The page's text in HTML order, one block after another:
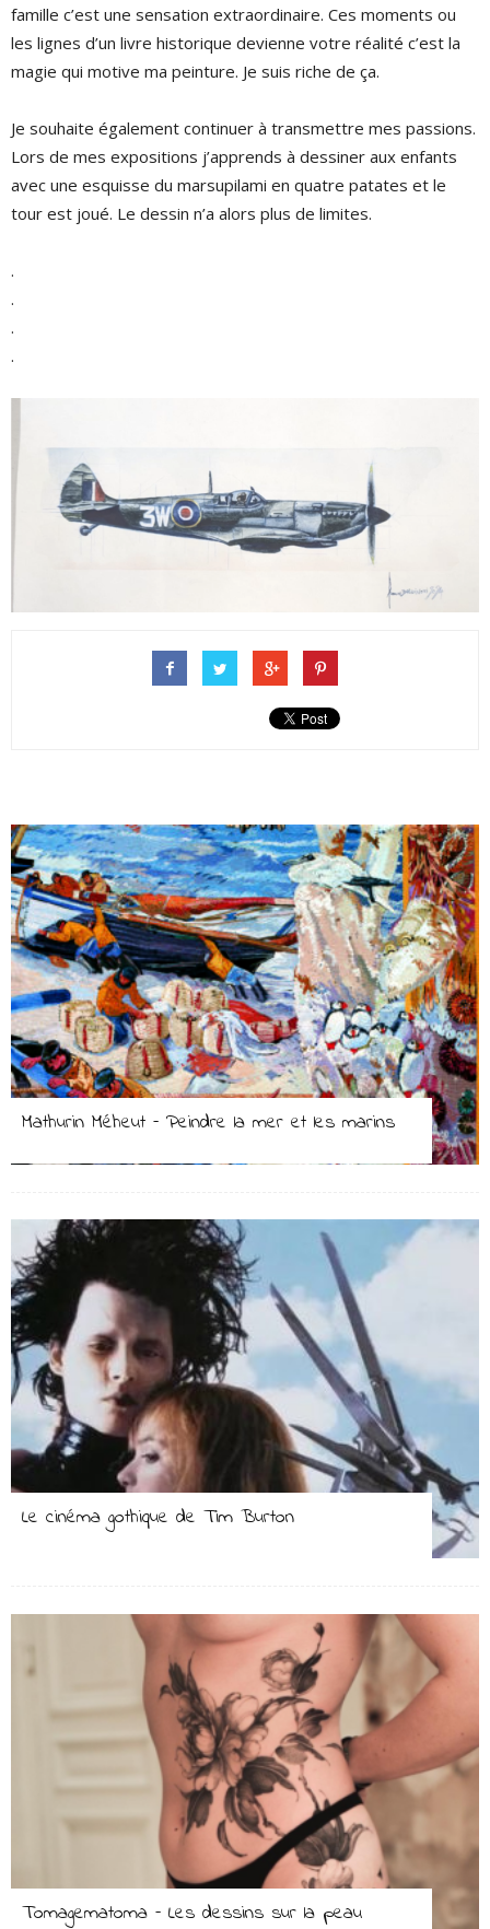
famille c’est une sensation extraordinaire. Ces moments ou
les lignes d’un livre historique devienne votre réalité c’est la
magie qui motive ma peinture. Je suis riche de ça.
Je souhaite également continuer à transmettre mes passions.
Lors de mes expositions j’apprends à dessiner aux enfants
avec une esquisse du marsupilami en quatre patates et le
tour est joué. Le dessin n’a alors plus de limites.
.
.
.
.
Mathurin Méheut – Peindre la mer et les marins
Le cinéma gothique de Tim Burton
Tomagematoma – Les dessins sur la peau